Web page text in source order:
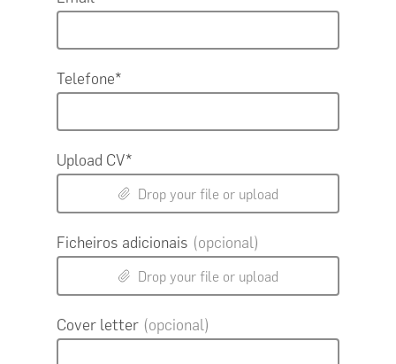
Telefone*
Upload CV*
Drop your file or upload
Ficheiros adicionais (opcional)
Drop your file or upload
Cover letter (opcional)